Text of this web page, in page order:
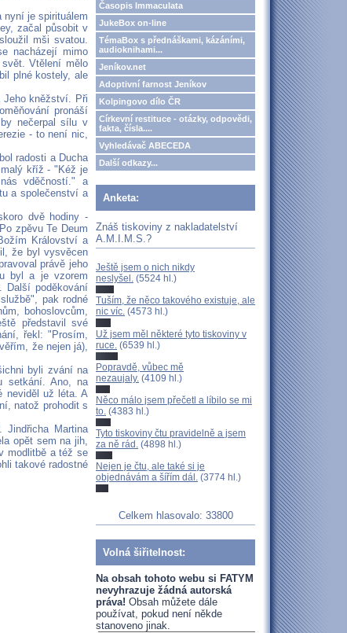
nyní je spirituálem
začal působit v
mši svatou.
nacházejí mimo
Vtělení mělo
plné kostely, ale
Jeho kněžství. Při
pronáší
nečerpal sílu v
- to není nic,
radosti a Ducha
kříž - "Kéž je
vděčností." a
a společenství a
dvě hodiny -
zpěvu Te Deum
Království a
že byl vysvěcen
právě jeho
byl a je vzorem
Další poděkování
pak rodné
bohoslovcům,
představil své
řekl: "Prosím,
že nejen já),
byli zvání na
setkání. Ano, na
neviděl už léta. A
natož prohodit s
Martina
opět sem na jih,
modlitbě a též se
takové radostné
Časopis Immaculata
JukeBox on-line
TémaBox s přednáškami, kázáními,
audioknihami...
Jeníkov.net
Adoptivní farnost Jeníkov
Kolpingovo dílo ČR
Církevní restituce - otázky, odpovědi,
fakta, čísla....
Vyhledávač ABECEDA
Další odkazy...
Anketa:
Znáš tiskoviny z nakladatelství
A.M.I.M.S.?
Ještě jsem o nich nikdy
neslyšel. (5524 hl.)
Tuším, že něco takového existuje, ale
nic víc. (4573 hl.)
Už jsem měl některé tyto tiskoviny v
ruce. (6539 hl.)
Popravdě, vůbec mě
nezaujaly. (4109 hl.)
Něco málo jsem přečetl a líbilo se mi
to. (4383 hl.)
Tyto tiskoviny čtu pravidelně a jsem
za ně rád. (4898 hl.)
Nejen je čtu, ale také si je
objednávám a šířím dál. (3774 hl.)
Celkem hlasovalo: 33800
Volná šiřitelnost:
Na obsah tohoto webu si FATYM
nevyhrazuje žádná autorská
práva! Obsah můžete dále
používat, pokud není někde
stanoveno jinak.